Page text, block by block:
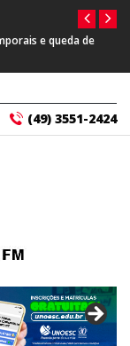
e queda de
(49) 3551-2424